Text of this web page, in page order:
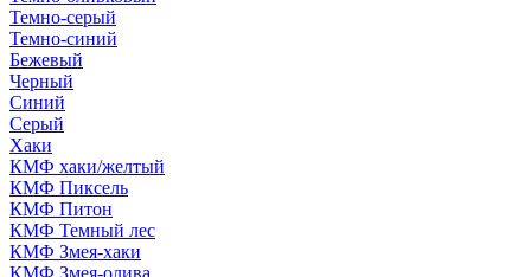
Темно-серый
Темно-синий
Бежевый
Черный
Синий
Серый
Хаки
КМФ хаки/желтый
КМФ Пиксель
КМФ Питон
КМФ Темный лес
КМФ Змея-хаки
КМФ Змея-олива